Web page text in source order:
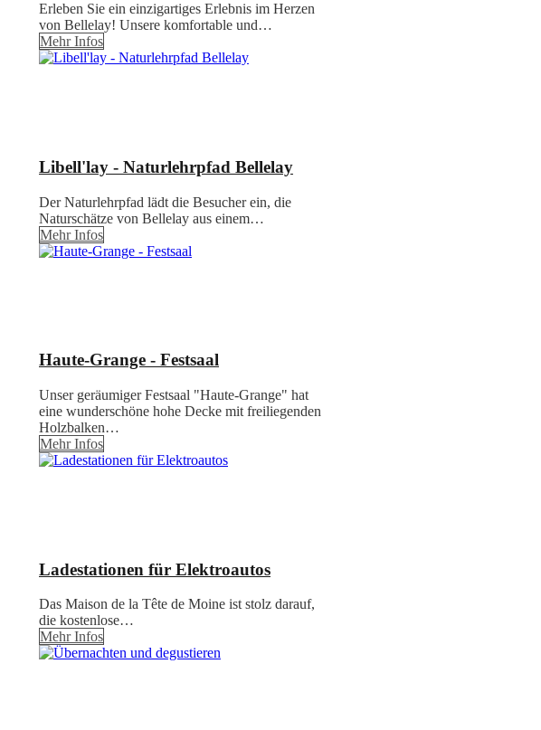
Erleben Sie ein einzigartiges Erlebnis im Herzen
von Bellelay! Unsere komfortable und…
Mehr Infos
Libell'lay - Naturlehrpfad Bellelay
Der Naturlehrpfad lädt die Besucher ein, die
Naturschätze von Bellelay aus einem…
Mehr Infos
Haute-Grange - Festsaal
Unser geräumiger Festsaal "Haute-Grange" hat
eine wunderschöne hohe Decke mit freiliegenden
Holzbalken…
Mehr Infos
Ladestationen für Elektroautos
Das Maison de la Tête de Moine ist stolz darauf,
die kostenlose…
Mehr Infos